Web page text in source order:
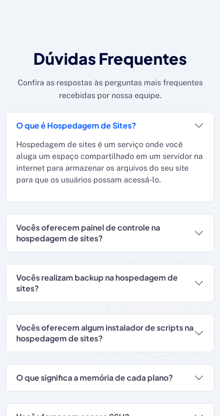
Dúvidas Frequentes
Confira as respostas às perguntas mais frequentes
recebidas por nossa equipe.
O que é Hospedagem de Sites?
Hospedagem de sites é um serviço onde você
aluga um espaço compartilhado em um servidor na
internet para armazenar os arquivos do seu site
para que os usuários possam acessá-lo.
Vocês oferecem painel de controle na
hospedagem de sites?
Vocês realizam backup na hospedagem de
sites?
Vocês oferecem algum instalador de scripts na
hospedagem de sites?
O que significa a memória de cada plano?